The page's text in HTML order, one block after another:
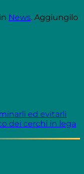
News. Aggiungilo
ed evitarli
dei cerchi in lega